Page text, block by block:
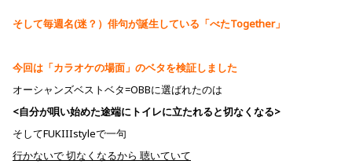
そして毎週名(迷？）俳句が誕生している「べたTogether」
今回は「カラオケの場面」のベタを検証しました
オーシャンズベストベタ=OBBに選ばれたのは
<自分が唄い始めた途端にトイレに立たれると切なくなる>
そしてFUKIIIstyleで一句
行かないで 切なくなるから 聴いていて